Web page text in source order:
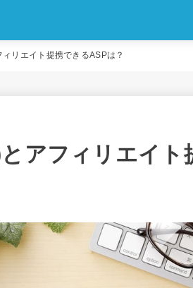
リエイト提携できるASPは？
アフィリエイト